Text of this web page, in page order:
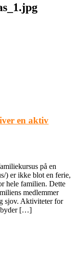
en aktiv
på en
) er ikke blot en ferie,
hele familien. Dette
medlemmer
sjov. Aktiviteter for
[…]